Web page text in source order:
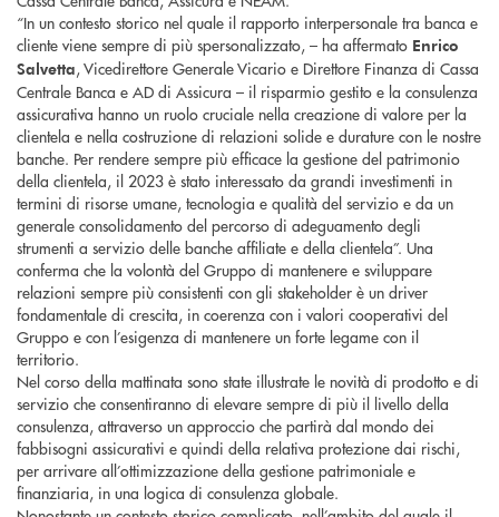
“In un contesto storico nel quale il rapporto interpersonale tra banca e
cliente viene sempre di più spersonalizzato, – ha affermato Enrico
Salvetta, Vicedirettore Generale Vicario e Direttore Finanza di Cassa
Centrale Banca e AD di Assicura – il risparmio gestito e la consulenza
assicurativa hanno un ruolo cruciale nella creazione di valore per la
clientela e nella costruzione di relazioni solide e durature con le nostre
banche. Per rendere sempre più efficace la gestione del patrimonio
della clientela, il 2023 è stato interessato da grandi investimenti in
termini di risorse umane, tecnologia e qualità del servizio e da un
generale consolidamento del percorso di adeguamento degli
strumenti a servizio delle banche affiliate e della clientela”. Una
conferma che la volontà del Gruppo di mantenere e sviluppare
relazioni sempre più consistenti con gli stakeholder è un driver
fondamentale di crescita, in coerenza con i valori cooperativi del
Gruppo e con l’esigenza di mantenere un forte legame con il
territorio.
Nel corso della mattinata sono state illustrate le novità di prodotto e di
servizio che consentiranno di elevare sempre di più il livello della
consulenza, attraverso un approccio che partirà dal mondo dei
fabbisogni assicurativi e quindi della relativa protezione dai rischi,
per arrivare all’ottimizzazione della gestione patrimoniale e
finanziaria, in una logica di consulenza globale.